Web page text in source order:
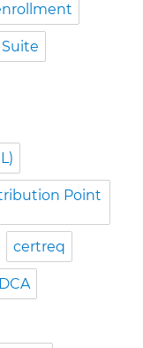
Point
certreq